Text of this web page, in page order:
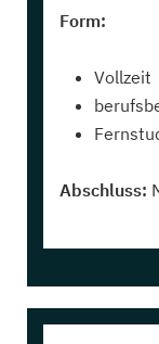
Form:
Vollzeit
Abschluss: